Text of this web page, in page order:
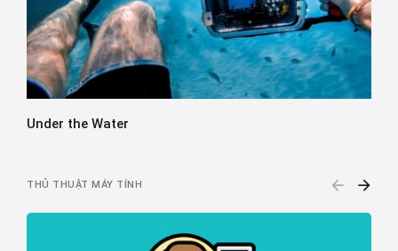
Under the Water
THỦ THUẬT MÁY TÍNH